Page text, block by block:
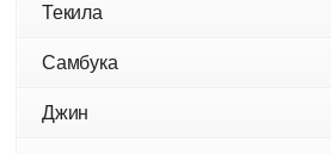
Текила
Самбука
Джин